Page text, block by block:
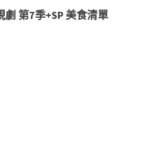
劇 第7季+SP 美食清單